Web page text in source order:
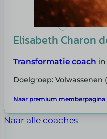
Elisabeth Charon
Transformatie coach
Doelgroep: Volwassenen
Naar premium memberpagina
Naar alle coaches